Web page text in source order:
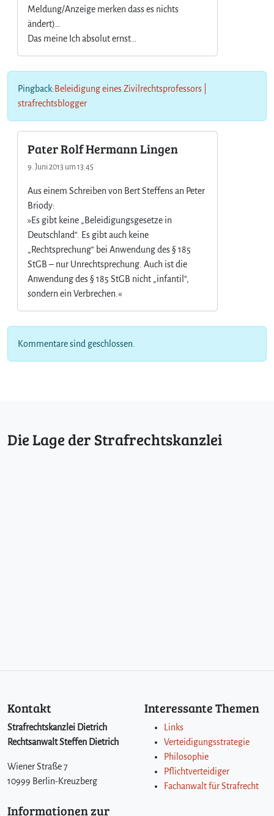
Meldung/Anzeige merken dass es nichts
ändert)…
Das meine Ich absolut ernst…
Pingback:Beleidigung eines Zivilrechtsprofessors |
strafrechtsblogger
Pater Rolf Hermann Lingen
9. Juni 2013 um 13:45
Aus einem Schreiben von Bert Steffens an Peter
Briody:
»Es gibt keine „Beleidigungsgesetze in
Deutschland“. Es gibt auch keine
„Rechtsprechung“ bei Anwendung des § 185
StGB – nur Unrechtsprechung. Auch ist die
Anwendung des § 185 StGB nicht „infantil“,
sondern ein Verbrechen.«
Kommentare sind geschlossen.
Die Lage der Strafrechtskanzlei
Kontakt
Strafrechtskanzlei Dietrich
Rechtsanwalt Steffen Dietrich
Wiener Straße 7
10999 Berlin-Kreuzberg
Interessante Themen
Links
Verteidigungsstrategie
Philosophie
Pflichtverteidiger
Fachanwalt für Strafrecht
Informationen zur